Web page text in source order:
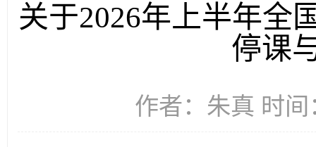
关于2026年上半年全
停课
作者：朱真 时间